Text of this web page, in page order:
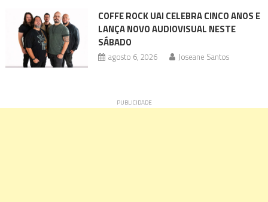
COFFE ROCK UAI CELEBRA CINCO ANOS E
LANÇA NOVO AUDIOVISUAL NESTE
SÁBADO
agosto 6, 2026 Joseane Santos